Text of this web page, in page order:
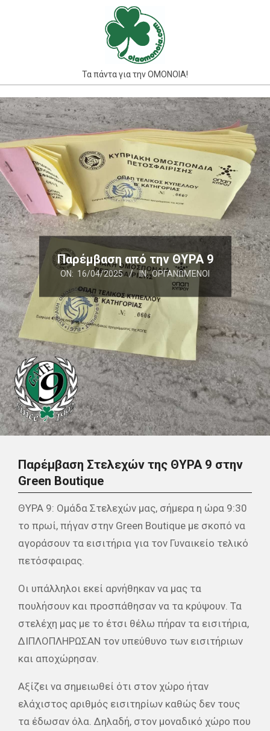
Τα πάντα για την ΟΜΟΝΟΙΑ!
Primary
Navigation
Menu
Παρέμβαση από την ΘΥΡΑ 9
ON: 16/04/2025 IN: ΟΡΓΑΝΩΜΈΝΟΙ
Παρέμβαση Στελεχών της ΘΥΡΑ 9 στην
Green Boutique
ΘΥΡΑ 9: Ομάδα Στελεχών μας, σήμερα η ώρα 9:30
το πρωί, πήγαν στην Green Boutique με σκοπό να
αγοράσουν τα εισιτήρια για τον Γυναικείο τελικό
πετόσφαιρας.
Οι υπάλληλοι εκεί αρνήθηκαν να μας τα
πουλήσουν και προσπάθησαν να τα κρύψουν. Τα
στελέχη μας με το έτσι θέλω πήραν τα εισιτήρια,
ΔΙΠΛΟΠΛΗΡΩΣΑΝ τον υπεύθυνο των εισιτήριων
και αποχώρησαν.
Αξίζει να σημειωθεί ότι στον χώρο ήταν
ελάχιστος αριθμός εισιτηρίων καθώς δεν τους
τα έδωσαν όλα. Δηλαδή, στον μοναδικό χώρο που